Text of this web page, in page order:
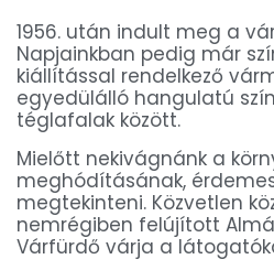
1956. után indult meg a
Napjainkban pedig már
kiállítással rendelkező
egyedülálló hangulatú
téglafalak között.
Mielőtt nekivágnánk a
meghódításának,
megtekinteni. Közvetlen
nemrégiben felújított
Várfürdő várja a